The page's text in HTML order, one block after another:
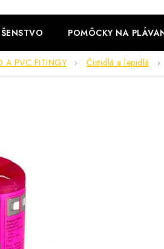
POMÔCKY NA
A PVC FITINGY Čistidlá a lepidlá